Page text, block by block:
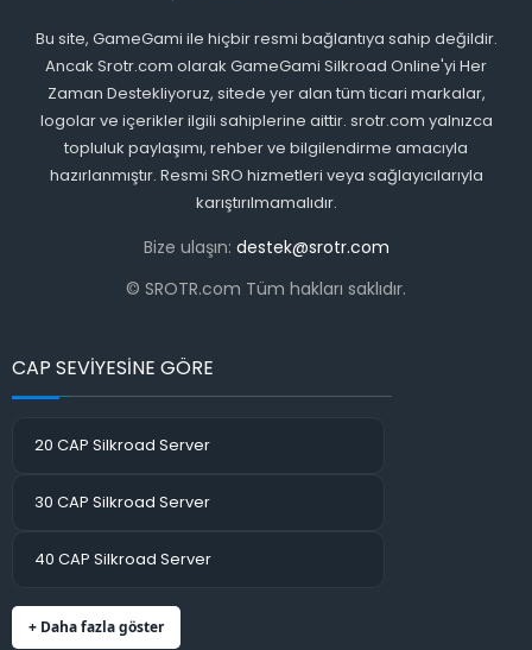
Bu site, GameGami ile hiçbir resmi bağlantıya sahip değildir.
Ancak Srotr.com olarak GameGami Silkroad Online'yi Her
Zaman Destekliyoruz, sitede yer alan tüm ticari markalar,
logolar ve içerikler ilgili sahiplerine aittir. srotr.com yalnızca
topluluk paylaşımı, rehber ve bilgilendirme amacıyla
hazırlanmıştır. Resmi SRO hizmetleri veya sağlayıcılarıyla
karıştırılmamalıdır.
Bize ulaşın: destek@srotr.com
© SROTR.com Tüm hakları saklıdır.
CAP SEVİYESİNE GÖRE
20 CAP Silkroad Server
30 CAP Silkroad Server
40 CAP Silkroad Server
+ Daha fazla göster